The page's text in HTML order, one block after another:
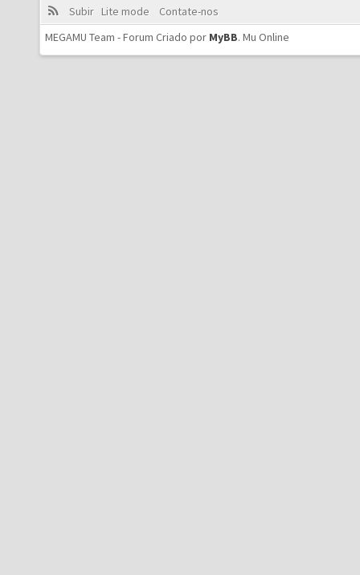
Subir Lite mode
Contate-nos
MEGAMU Team - Forum Criado por MyBB. Mu Online